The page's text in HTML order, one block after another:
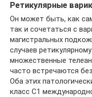
Ретикулярные
Он может быть, как
так и сочетаться с
магистральных
случаев
множественные
часто встречаются
Оба этих
класс С1